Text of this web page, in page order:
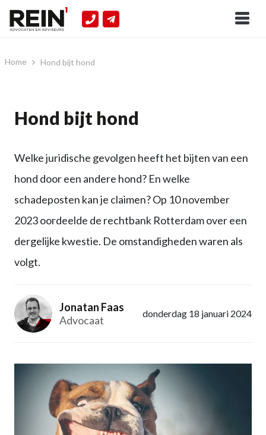
Home Hond bijt hond
Hond bijt hond
Welke juridische gevolgen heeft het bijten van een
hond door een andere hond? En welke
schadeposten kan je claimen? Op 10 november
2023 oordeelde de rechtbank Rotterdam over een
dergelijke kwestie. De omstandigheden waren als
volgt.
Jonatan Faas
Advocaat
donderdag 18 januari 2024